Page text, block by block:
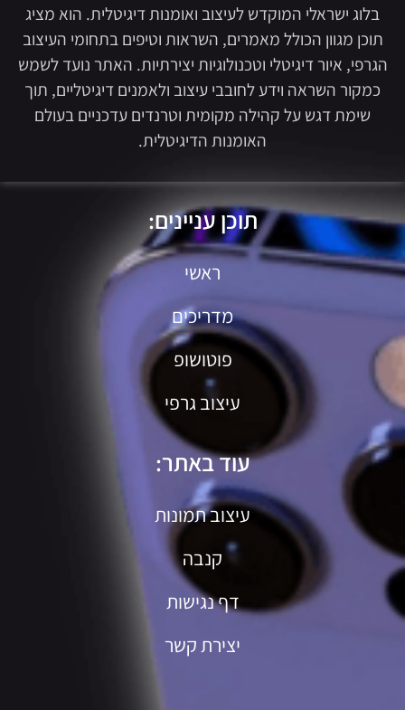
בלוג ישראלי המוקדש לעיצוב ואומנות דיגיטלית. הוא מציג
תוכן מגוון הכולל מאמרים, השראות וטיפים בתחומי העיצוב
הגרפי, איור דיגיטלי וטכנולוגיות יצירתיות. האתר נועד לשמש
כמקור השראה וידע לחובבי עיצוב ולאמנים דיגיטליים, תוך
שימת דגש על קהילה מקומית וטרנדים עדכניים בעולם
האומנות הדיגיטלית.
תוכן עניינים:
ראשי
מדריכים
פוטושופ
עיצוב גרפי
עוד באתר:
עיצוב תמונות
קנבה
דף נגישות
יצירת קשר